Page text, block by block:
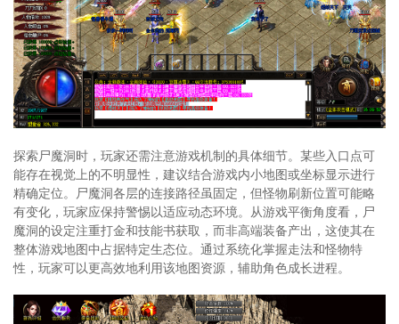
探索尸魔洞时，玩家还需注意游戏机制的具体细节。某些入口点可
能存在视觉上的不明显性，建议结合游戏内小地图或坐标显示进行
精确定位。尸魔洞各层的连接路径虽固定，但怪物刷新位置可能略
有变化，玩家应保持警惕以适应动态环境。从游戏平衡角度看，尸
魔洞的设定注重打金和技能书获取，而非高端装备产出，这使其在
整体游戏地图中占据特定生态位。通过系统化掌握走法和怪物特
性，玩家可以更高效地利用该地图资源，辅助角色成长进程。